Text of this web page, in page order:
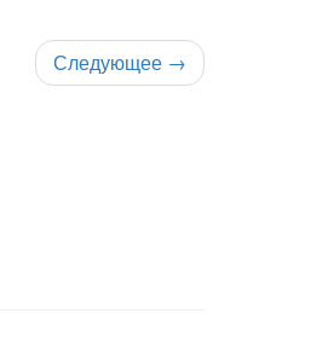
Следующее →